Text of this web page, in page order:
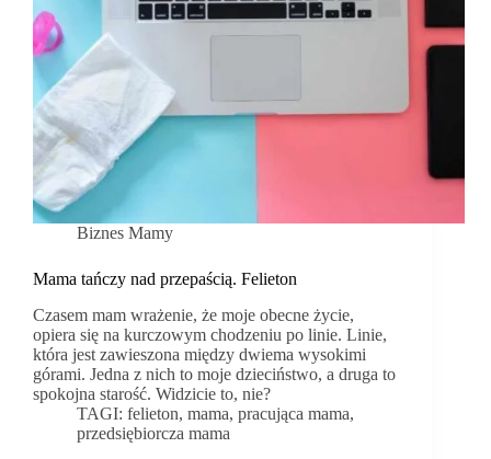
Biznes Mamy
Mama tańczy nad przepaścią. Felieton
Czasem mam wrażenie, że moje obecne życie,
opiera się na kurczowym chodzeniu po linie. Linie,
która jest zawieszona między dwiema wysokimi
górami. Jedna z nich to moje dzieciństwo, a druga to
spokojna starość. Widzicie to, nie?
TAGI: felieton,mama,pracująca mama,
przedsiębiorcza mama